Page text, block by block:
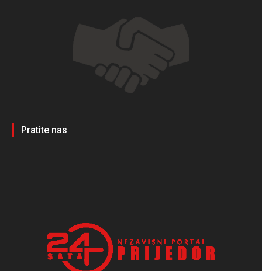
Pratite nas